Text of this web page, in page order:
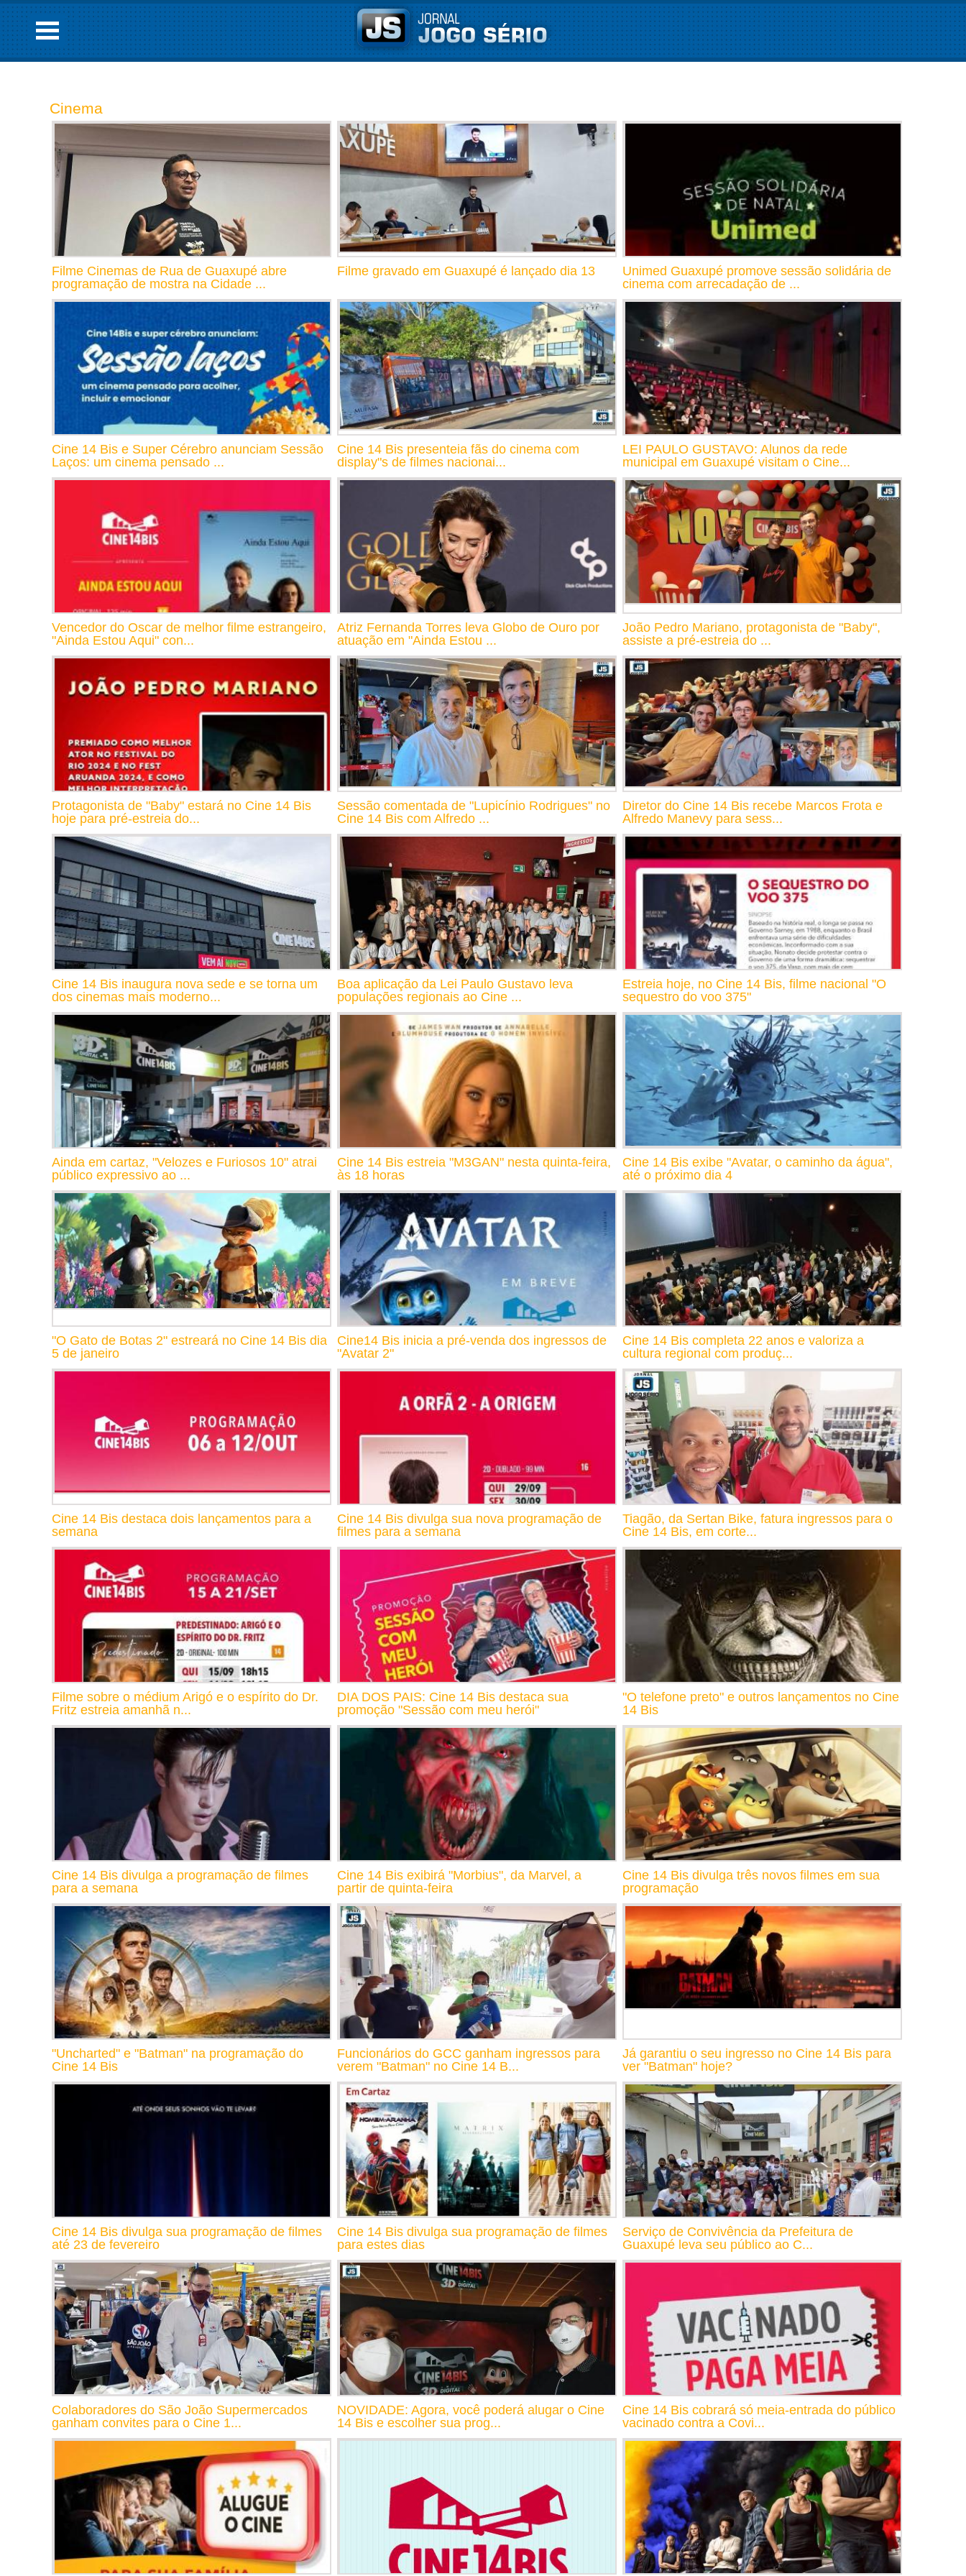
Cinema
Filme Cinemas de Rua de Guaxupé abre
programação de mostra na Cidade ...
Filme gravado em Guaxupé é lançado dia 13
Unimed Guaxupé promove sessão solidária de
cinema com arrecadação de ...
Cine 14 Bis e Super Cérebro anunciam Sessão
Laços: um cinema pensado ...
Cine 14 Bis presenteia fãs do cinema com
display"s de filmes nacionai...
LEI PAULO GUSTAVO: Alunos da rede
municipal em Guaxupé visitam o Cine...
Vencedor do Oscar de melhor filme estrangeiro,
"Ainda Estou Aqui" con...
Atriz Fernanda Torres leva Globo de Ouro por
atuação em "Ainda Estou ...
João Pedro Mariano, protagonista de "Baby",
assiste a pré-estreia do ...
Protagonista de "Baby" estará no Cine 14 Bis
hoje para pré-estreia do...
Sessão comentada de "Lupicínio Rodrigues" no
Cine 14 Bis com Alfredo ...
Diretor do Cine 14 Bis recebe Marcos Frota e
Alfredo Manevy para sess...
Cine 14 Bis inaugura nova sede e se torna um
dos cinemas mais moderno...
Boa aplicação da Lei Paulo Gustavo leva
populações regionais ao Cine ...
Estreia hoje, no Cine 14 Bis, filme nacional "O
sequestro do voo 375"
Ainda em cartaz, "Velozes e Furiosos 10" atrai
público expressivo ao ...
Cine 14 Bis estreia "M3GAN" nesta quinta-feira,
às 18 horas
Cine 14 Bis exibe "Avatar, o caminho da água",
até o próximo dia 4
"O Gato de Botas 2" estreará no Cine 14 Bis dia
5 de janeiro
Cine14 Bis inicia a pré-venda dos ingressos de
"Avatar 2"
Cine 14 Bis completa 22 anos e valoriza a
cultura regional com produç...
Cine 14 Bis destaca dois lançamentos para a
semana
Cine 14 Bis divulga sua nova programação de
filmes para a semana
Tiagão, da Sertan Bike, fatura ingressos para o
Cine 14 Bis, em corte...
Filme sobre o médium Arigó e o espírito do Dr.
Fritz estreia amanhã n...
DIA DOS PAIS: Cine 14 Bis destaca sua
promoção "Sessão com meu herói"
"O telefone preto" e outros lançamentos no Cine
14 Bis
Cine 14 Bis divulga a programação de filmes
para a semana
Cine 14 Bis exibirá "Morbius", da Marvel, a
partir de quinta-feira
Cine 14 Bis divulga três novos filmes em sua
programação
"Uncharted" e "Batman" na programação do
Cine 14 Bis
Funcionários do GCC ganham ingressos para
verem "Batman" no Cine 14 B...
Já garantiu o seu ingresso no Cine 14 Bis para
ver "Batman" hoje?
Cine 14 Bis divulga sua programação de filmes
até 23 de fevereiro
Cine 14 Bis divulga sua programação de filmes
para estes dias
Serviço de Convivência da Prefeitura de
Guaxupé leva seu público ao C...
Colaboradores do São João Supermercados
ganham convites para o Cine 1...
NOVIDADE: Agora, você poderá alugar o Cine
14 Bis e escolher sua prog...
Cine 14 Bis cobrará só meia-entrada do público
vacinado contra a Covi...